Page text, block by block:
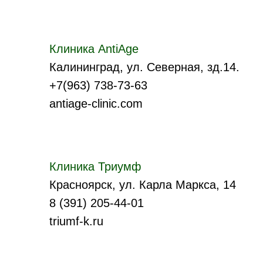
Клиника AntiAge
Калининград, ул. Северная, зд.14.
+7(963) 738-73-63
antiage-clinic.com
Клиника Триумф
Красноярск, ул. Карла Маркса, 14
8 (391) 205-44-01
triumf-k.ru